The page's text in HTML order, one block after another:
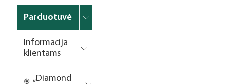
Parduotuvė
Informacija
klientams
„Diamond